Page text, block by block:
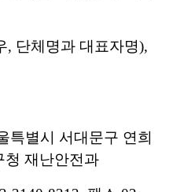
, 단체명과 대표자명),
특별시 서대문구 연희
청 재난안전과